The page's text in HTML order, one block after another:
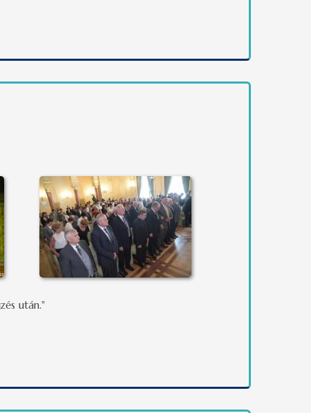
után."